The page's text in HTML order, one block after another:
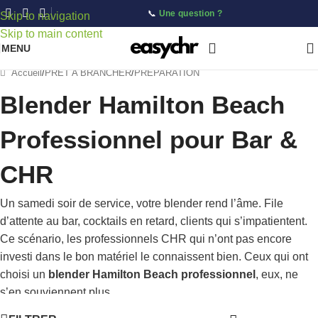
Skip to navigation
Skip to main content
📞 Une question ?
MENU
Accueil/PRÊT A BRANCHER/PRÉPARATION
Blender Hamilton Beach
Professionnel pour Bar &
CHR
Un samedi soir de service, votre blender rend l’âme. File
d’attente au bar, cocktails en retard, clients qui s’impatientent.
Ce scénario, les professionnels CHR qui n’ont pas encore
investi dans le bon matériel le connaissent bien. Ceux qui ont
choisi un blender Hamilton Beach professionnel , eux, ne
s’en souviennent plus.